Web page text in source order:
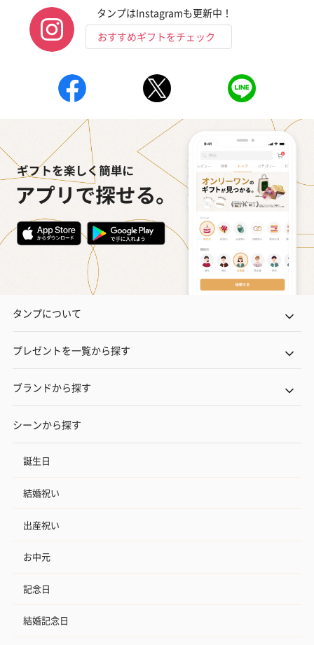
タンプはInstagramも更新中！
おすすめギフトをチェック
タンプについて
プレゼントを一覧から探す
ブランドから探す
シーンから探す
誕生日
結婚祝い
出産祝い
お中元
記念日
結婚記念日